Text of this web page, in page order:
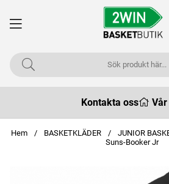
Kontakta oss
Hem BASKETKLÄDER JUNIOR
Suns-Booker Jr